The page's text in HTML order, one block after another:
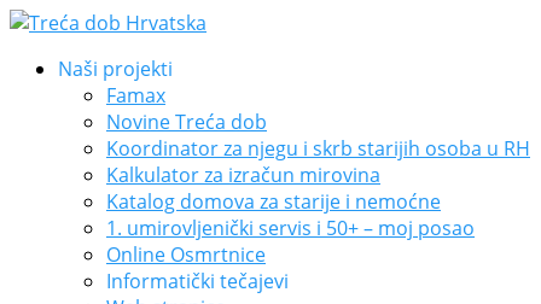
Naši projekti
Famax
Novine Treća dob
Koordinator za njegu i skrb starijih osoba u RH
Kalkulator za izračun mirovina
Katalog domova za starije i nemoćne
1. umirovljenički servis i 50+ – moj posao
Online Osmrtnice
Informatički tečajevi